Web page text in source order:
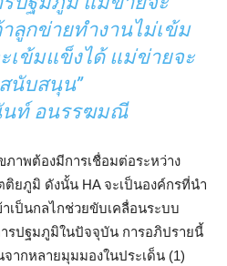
ลูกข่ายทำงานไม่เข้ม
เข้มแข็งได้ แม่ข่ายจะ
นับสนุน”
ท์ อนรรฆมณี
าพต้องมีการเชื่อมต่อระหว่าง
ยภูมิ ดังนั้น HA จะเป็นองค์กรที่นำ
ป็นกลไกช่วยขับเคลื่อนระบบ
รปฐมภูมิในปัจจุบัน การอภิปรายนี้
ากหลายมุมมองในประเด็น (1)